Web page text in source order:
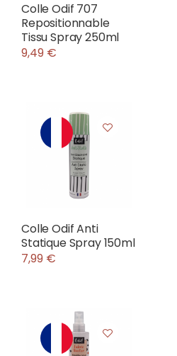
Colle Odif 707
Repositionnable
Tissu Spray 250ml
9,49 €
Colle Odif Anti
Statique Spray 150ml
7,99 €